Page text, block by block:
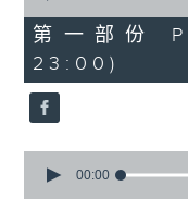
LOUIS
55
minutes,
10
seconds
第一部份
23:00)
seconds
00:00